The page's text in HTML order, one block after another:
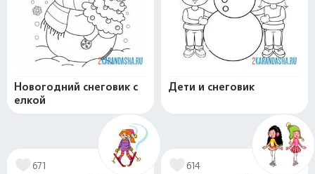
Новогодний снеговик с
елкой
Дети и снеговик
671 614